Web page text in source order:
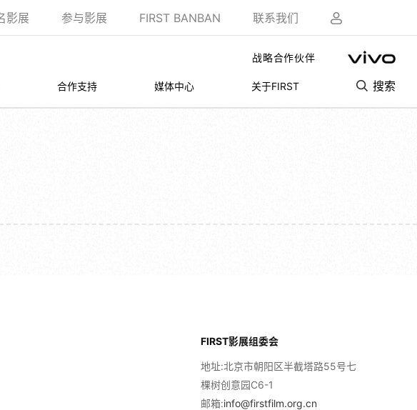
影展 参与影展 FIRST BANBAN 联系我们
战略合作伙伴
合作支持 媒体中心 关于FIRST 搜索
FIRST影展组委会
地址:北京市朝阳区半截塔路55号七
棵树创意园C6-1
邮箱:info@firstfilm.org.cn